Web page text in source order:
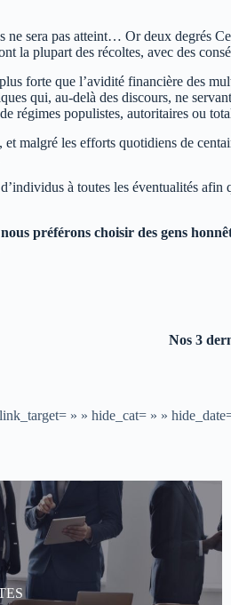
sera pas atteint… Or deux degrés
la plupart des récoltes, avec des
forte que l’avidité financière des
qui, au-delà des discours, ne
régimes populistes, autoritaires ou
malgré les efforts quotidiens de
à toutes les éventualités
préférons choisir des gens
Nos 3
» » hide_cat= » »